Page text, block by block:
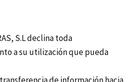
S.L declina toda
a su utilización que pueda